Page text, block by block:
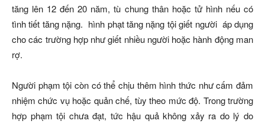
tăng lên 12 đến 20 năm, tù chung thân hoặc tử hình nếu có
tình tiết tăng nặng. hình phạt tăng nặng tội giết người áp dụng
cho các trường hợp như giết nhiều người hoặc hành động man
rợ.
Người phạm tội còn có thể chịu thêm hình thức như cấm đảm
nhiệm chức vụ hoặc quản chế, tùy theo mức độ. Trong trường
hợp phạm tội chưa đạt, tức hậu quả không xảy ra do lý do